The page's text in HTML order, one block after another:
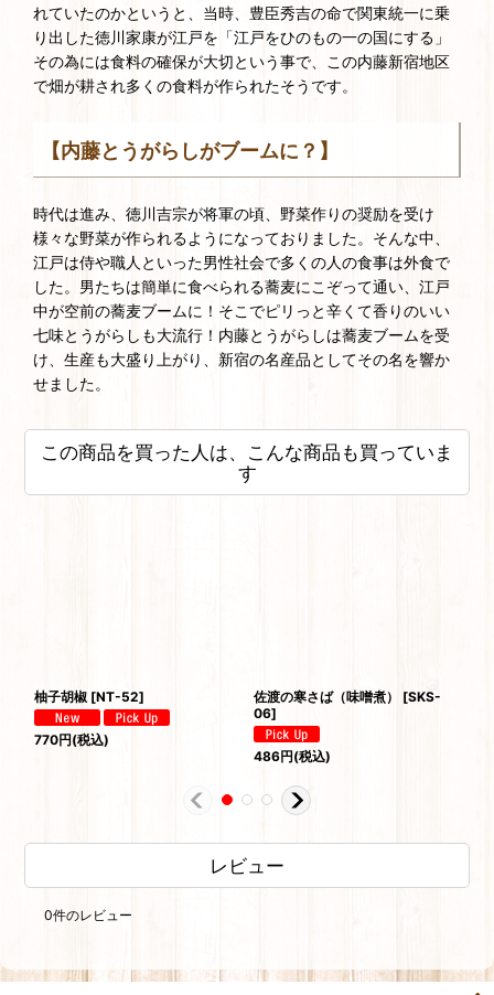
れていたのかというと、当時、豊臣秀吉の命で関東統一に乗
り出した徳川家康が江戸を「江戸をひのもの一の国にする」
その為には食料の確保が大切という事で、この内藤新宿地区
で畑が耕され多くの食料が作られたそうです。
【内藤とうがらしがブームに？】
時代は進み、徳川吉宗が将軍の頃、野菜作りの奨励を受け
様々な野菜が作られるようになっておりました。そんな中、
江戸は侍や職人といった男性社会で多くの人の食事は外食で
した。男たちは簡単に食べられる蕎麦にこぞって通い、江戸
中が空前の蕎麦ブームに！そこでピリっと辛くて香りのいい
七味とうがらしも大流行！内藤とうがらしは蕎麦ブームを受
け、生産も大盛り上がり、新宿の名産品としてその名を響か
せました。
この商品を買った人は、こんな商品も買っていま
す
柚子胡椒 [NT-52]
770円(税込)
佐渡の寒さば（味噌煮） [SKS-
06]
486円(税込)
レビュー
0件のレビュー